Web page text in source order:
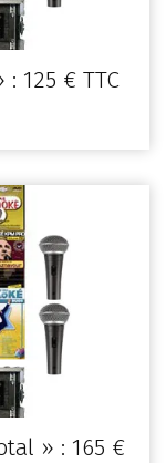
125 € TTC
» : 165 €